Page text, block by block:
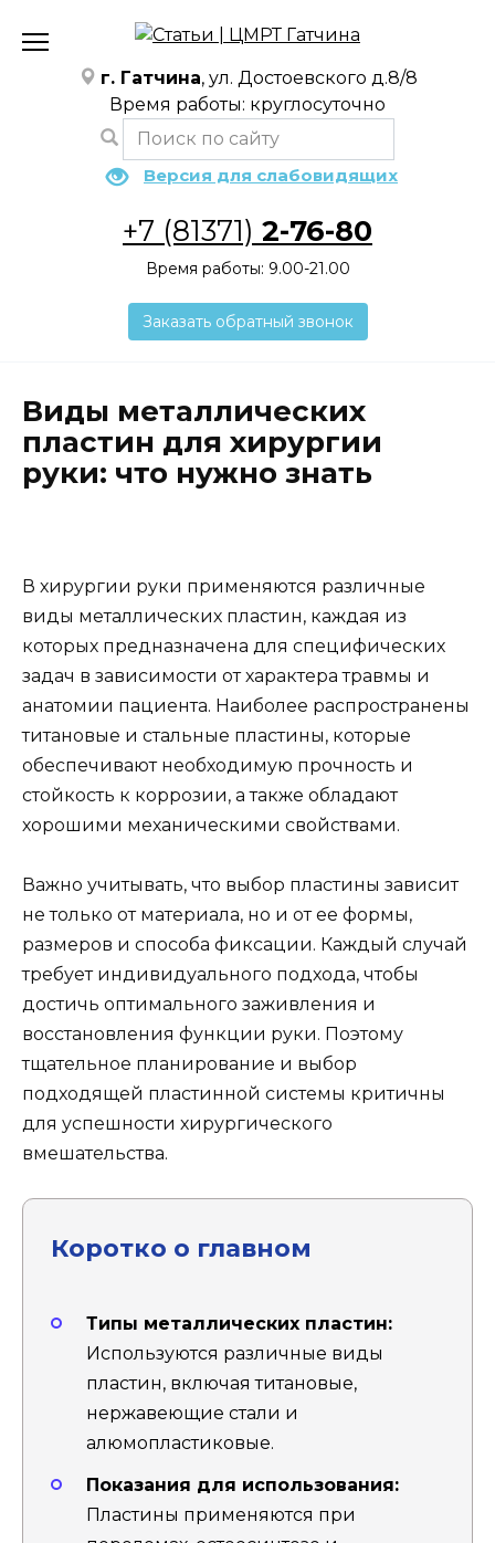
содержанию
г. Гатчина, ул. Достоевского д.8/8
Время работы: круглосуточно
Версия для слабовидящих
+7 (81371) 2-76-80
Время работы: 9.00-21.00
Заказать обратный звонок
Виды металлических
пластин для хирургии
руки: что нужно знать
В хирургии руки применяются различные
виды металлических пластин, каждая из
которых предназначена для специфических
задач в зависимости от характера травмы и
анатомии пациента. Наиболее распространены
титановые и стальные пластины, которые
обеспечивают необходимую прочность и
стойкость к коррозии, а также обладают
хорошими механическими свойствами.
Важно учитывать, что выбор пластины зависит
не только от материала, но и от ее формы,
размеров и способа фиксации. Каждый случай
требует индивидуального подхода, чтобы
достичь оптимального заживления и
восстановления функции руки. Поэтому
тщательное планирование и выбор
подходящей пластинной системы критичны
для успешности хирургического
вмешательства.
Коротко о главном
Типы металлических пластин:
Используются различные виды
пластин, включая титановые,
нержавеющие стали и
алюмопластиковые.
Показания для использования:
Пластины применяются при